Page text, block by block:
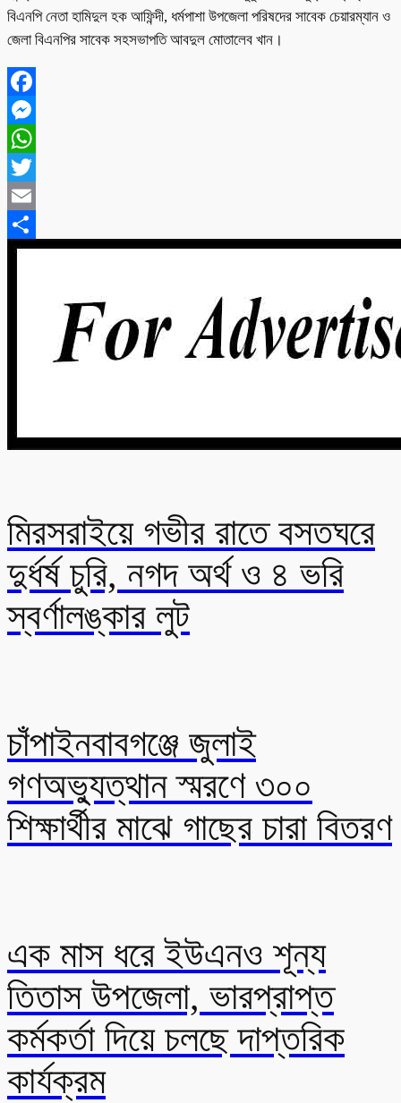
বিএনপি নেতা হামিদুল হক আফিন্দী, ধর্মপাশা উপজেলা পরিষদের সাবেক চেয়ারম্যান ও
জেলা বিএনপির সাবেক সহসভাপতি আবদুল মোতালেব খান।
Facebook
Messenger
WhatsApp
Twitter
Email
Share
মিরসরাইয়ে গভীর রাতে বসতঘরে
দুর্ধর্ষ চুরি, নগদ অর্থ ও ৪ ভরি
স্বর্ণালঙ্কার লুট
চাঁপাইনবাবগঞ্জে জুলাই
গণঅভ্যুত্থান স্মরণে ৩০০
শিক্ষার্থীর মাঝে গাছের চারা বিতরণ
এক মাস ধরে ইউএনও শূন্য
তিতাস উপজেলা, ভারপ্রাপ্ত
কর্মকর্তা দিয়ে চলছে দাপ্তরিক
কার্যক্রম